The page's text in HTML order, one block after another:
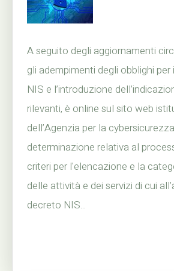
A seguito degli aggiornamenti
gli adempimenti degli obblighi
NIS e l’introduzione
rilevanti, è online sul sito web
dell’Agenzia per la
determinazione relativa al
criteri per l'elencazione e la
delle attività e dei servizi di cui
decreto NIS...